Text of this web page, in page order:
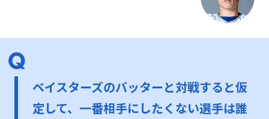
ベイスターズのバッターと対戦すると仮
定して、一番相手にしたくない選手は誰